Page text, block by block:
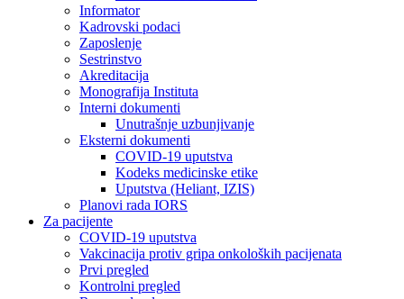
Informator
Kadrovski podaci
Zaposlenje
Sestrinstvo
Akreditacija
Monografija Instituta
Interni dokumenti
Unutrašnje uzbunjivanje
Eksterni dokumenti
COVID-19 uputstva
Kodeks medicinske etike
Uputstva (Heliant, IZIS)
Planovi rada IORS
Za pacijente
COVID-19 uputstva
Vakcinacija protiv gripa onkoloških pacijenata
Prvi pregled
Kontrolni pregled